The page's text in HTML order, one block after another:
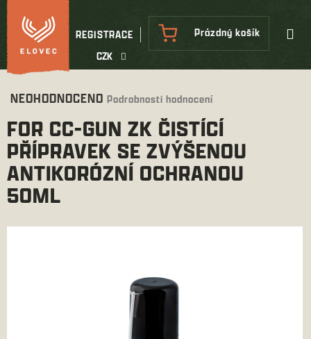
Přejít
na
obsah
CZK
REGISTRACE
NÁKUPNÍ
KOŠÍK
Prázdný košík
Průměrné
produktu
je
0,0
z
5
hvězdiček.
NEOHODNOCENO Podrobnosti hodnocení
FOR CC-GUN ZK ČISTÍCÍ
PŘÍPRAVEK SE ZVÝŠENOU
ANTIKORÓZNÍ OCHRANOU
50ML